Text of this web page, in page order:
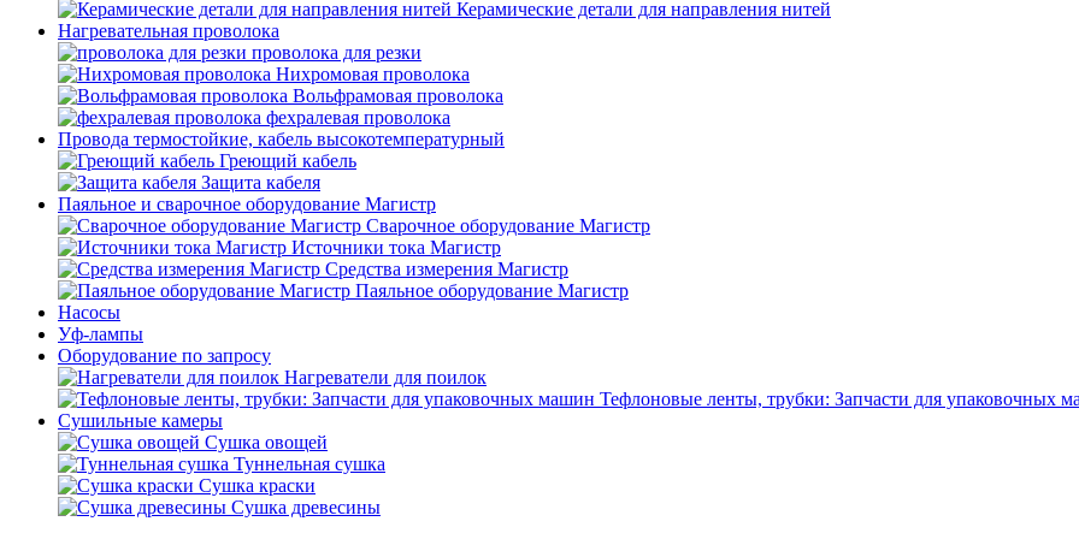
Керамические детали для направления нитей
Нагревательная проволока
проволока для резки
Нихромовая проволока
Вольфрамовая проволока
фехралевая проволока
Провода термостойкие, кабель высокотемпературный
Греющий кабель
Защита кабеля
Паяльное и сварочное оборудование Магистр
Сварочное оборудование Магистр
Источники тока Магистр
Средства измерения Магистр
Паяльное оборудование Магистр
Насосы
Уф-лампы
Оборудование по запросу
Нагреватели для поилок
Тефлоновые ленты, трубки: Запчасти для упаковочных
Сушильные камеры
Сушка овощей
Туннельная сушка
Сушка краски
Сушка древесины